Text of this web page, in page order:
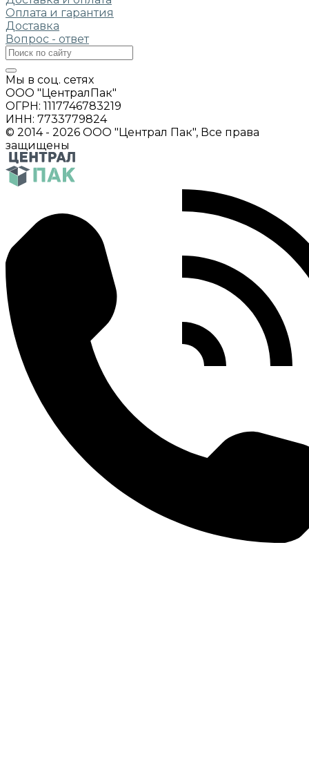
Оплата и гарантия
Доставка
Вопрос - ответ
Мы в соц. сетях
ООО "ЦентралПак"
ОГРН: 1117746783219
ИНН: 7733779824
© 2014 - 2026 ООО "Централ Пак", Все права
защищены